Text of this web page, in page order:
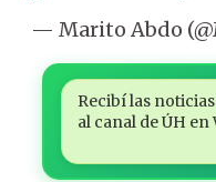
— Marito Abdo
Recibí las
al canal de ÚH en